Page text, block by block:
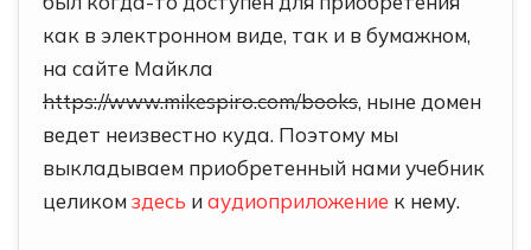
как в электронном виде, так и в бумажном,
на сайте Майкла
https://www.mikespiro.com/books, ныне домен
ведет неизвестно куда. Поэтому мы
выкладываем приобретенный нами учебник
целиком здесь и аудиоприложение к нему.